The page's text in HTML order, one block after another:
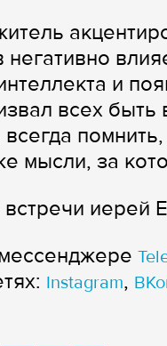
и
всех
мысли, за
иерей
Instagram,